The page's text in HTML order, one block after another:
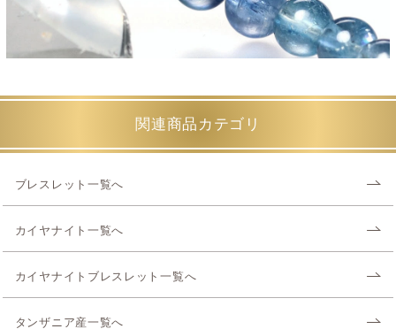
関連商品カテゴリ
ブレスレット一覧へ
カイヤナイト一覧へ
カイヤナイトブレスレット一覧へ
タンザニア産一覧へ